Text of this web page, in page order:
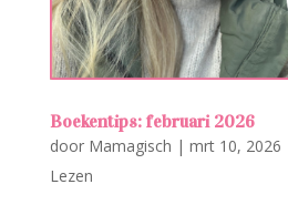
Boekentips: februari 2026
door Mamagisch | mrt 10, 2026
Lezen